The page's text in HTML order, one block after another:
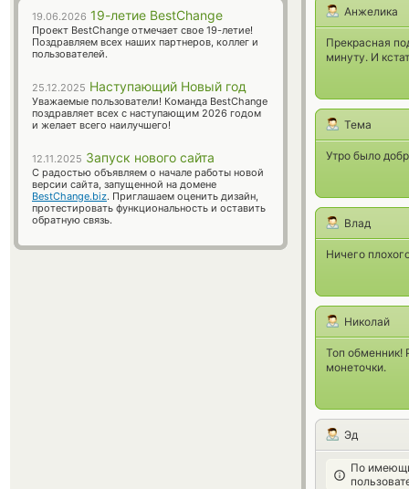
Анжелика
Прекрасная
минуту. И
Тема
Утро было
Влад
Ничего
Николай
Топ обменник!
монеточки.
Эд
По
19.06.2026 19-летие BestChange
Проект BestChange отмечает свое 19-летие!
Поздравляем всех наших партнеров, коллег и
пользователей.
25.12.2025 Наступающий Новый год
Уважаемые пользователи! Команда BestChange
поздравляет всех с наступающим 2026 годом
и желает всего наилучшего!
12.11.2025 Запуск нового сайта
С радостью объявляем о начале работы новой
версии сайта, запущенной на домене
BestChange.biz. Приглашаем оценить дизайн,
протестировать функциональность и оставить
обратную связь.